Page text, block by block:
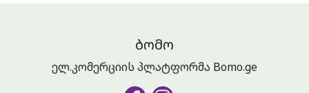
ᲑᲝᲛᲝ
ელ.კომერციის პლატფორმა Bomo.ge